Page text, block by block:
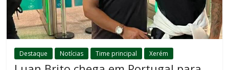
Destaque Notícias Time principal Xerém